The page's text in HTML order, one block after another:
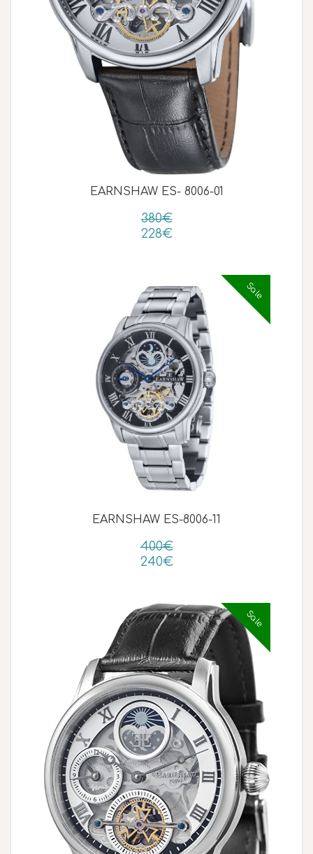
EARNSHAW ES- 8006-01
380€
228€
Sale
EARNSHAW ES-8006-11
400€
240€
Sale